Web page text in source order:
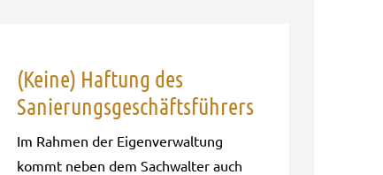
(Keine) Haftung des
Sanierungsgeschäftsführers
Im Rah­men der Eigen­ver­wal­tung
kommt neben dem Sach­wal­ter auch